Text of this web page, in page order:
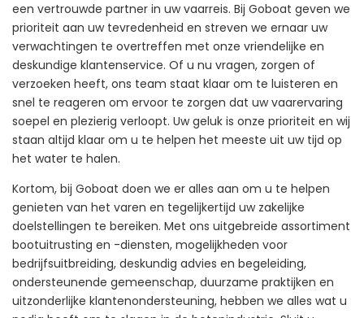
een vertrouwde partner in uw vaarreis. Bij Goboat geven we
prioriteit aan uw tevredenheid en streven we ernaar uw
verwachtingen te overtreffen met onze vriendelijke en
deskundige klantenservice. Of u nu vragen, zorgen of
verzoeken heeft, ons team staat klaar om te luisteren en
snel te reageren om ervoor te zorgen dat uw vaarervaring
soepel en plezierig verloopt. Uw geluk is onze prioriteit en wij
staan ​​altijd klaar om u te helpen het meeste uit uw tijd op
het water te halen.
Kortom, bij Goboat doen we er alles aan om u te helpen
genieten van het varen en tegelijkertijd uw zakelijke
doelstellingen te bereiken. Met ons uitgebreide assortiment
bootuitrusting en -diensten, mogelijkheden voor
bedrijfsuitbreiding, deskundig advies en begeleiding,
ondersteunende gemeenschap, duurzame praktijken en
uitzonderlijke klantenondersteuning, hebben we alles wat u